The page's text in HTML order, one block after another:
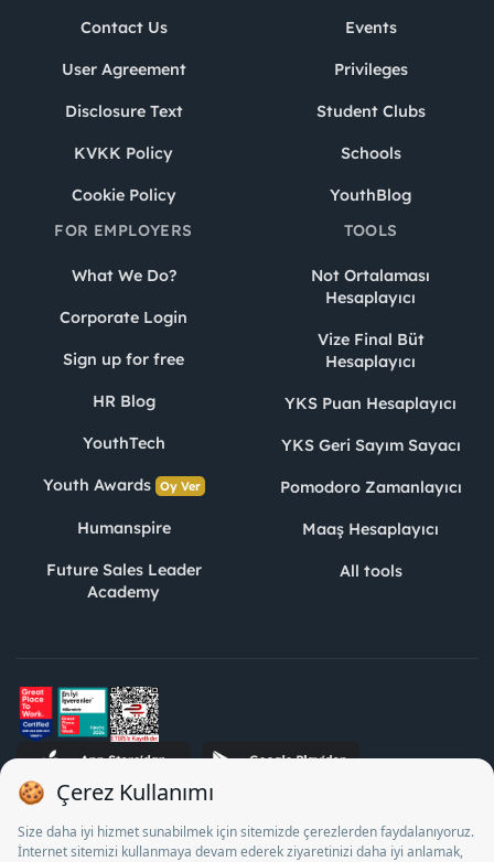
Contact Us
User Agreement
Disclosure Text
KVKK Policy
Cookie Policy
Events
Privileges
Student Clubs
Schools
YouthBlog
FOR EMPLOYERS
What We Do?
Corporate Login
Sign up for free
HR Blog
YouthTech
Youth Awards Oy Ver
Humanspire
Future Sales Leader
Academy
TOOLS
Not Ortalaması
Hesaplayıcı
Vize Final Büt
Hesaplayıcı
YKS Puan Hesaplayıcı
YKS Geri Sayım Sayacı
Pomodoro Zamanlayıcı
Maaş Hesaplayıcı
All tools
STJ Human Resources Informatics and Consultancy Inc. as a